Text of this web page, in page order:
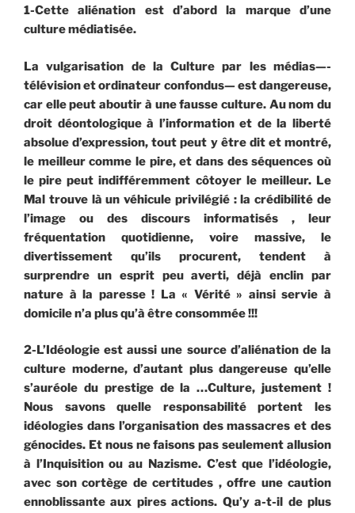
1-Cette aliénation est d’abord la marque d’une
culture médiatisée.
La vulgarisation de la Culture par les médias—-
télévision et ordinateur confondus— est dangereuse,
car elle peut aboutir à une fausse culture. Au nom du
droit déontologique à l’information et de la liberté
absolue d’expression, tout peut y être dit et montré,
le meilleur comme le pire, et dans des séquences où
le pire peut indifféremment côtoyer le meilleur. Le
Mal trouve là un véhicule privilégié : la crédibilité de
l’image ou des discours informatisés , leur
fréquentation quotidienne, voire massive, le
divertissement qu’ils procurent, tendent à
surprendre un esprit peu averti, déjà enclin par
nature à la paresse ! La « Vérité » ainsi servie à
domicile n’a plus qu’à être consommée !!!
2-L’Idéologie est aussi une source d’aliénation de la
culture moderne, d’autant plus dangereuse qu’elle
s’auréole du prestige de la …Culture, justement !
Nous savons quelle responsabilité portent les
idéologies dans l’organisation des massacres et des
génocides. Et nous ne faisons pas seulement allusion
à l’Inquisition ou au Nazisme. C’est que l’idéologie,
avec son cortège de certitudes , offre une caution
ennoblissante aux pires actions. Qu’y a-t-il de plus